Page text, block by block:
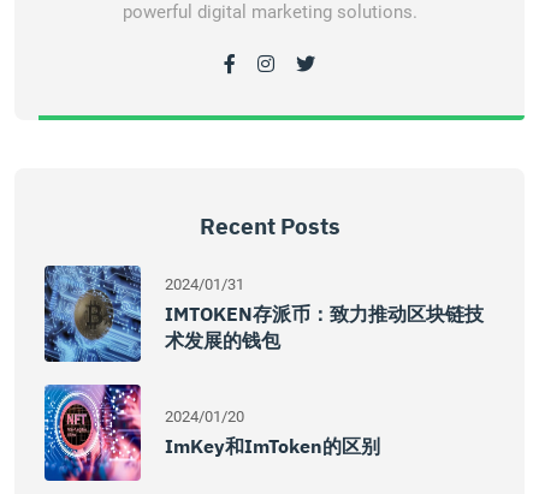
powerful digital marketing solutions.
Recent Posts
2024/01/31
IMTOKEN存派币：致力推动区块链技
术发展的钱包
2024/01/20
ImKey和imToken的区别